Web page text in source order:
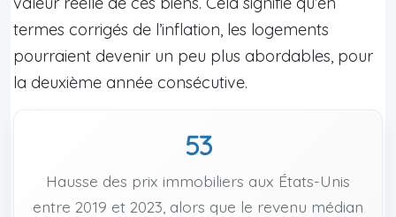
termes corrigés de l’inflation, les logements
pourraient devenir un peu plus abordables, pour
la deuxième année consécutive.
53
Hausse des prix immobiliers aux États-Unis
entre 2019 et 2023, alors que le revenu médian